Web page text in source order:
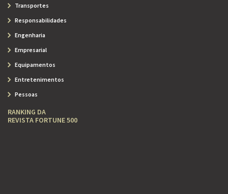
Transportes
Responsabilidades
Engenharia
Empresarial
Equipamentos
Entretenimentos
Pessoas
RANKING DA
REVISTA FORTUNE 500